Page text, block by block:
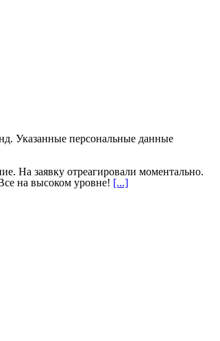
Указанные персональные данные
На заявку отреагировали моментально.
на высоком уровне! [...]